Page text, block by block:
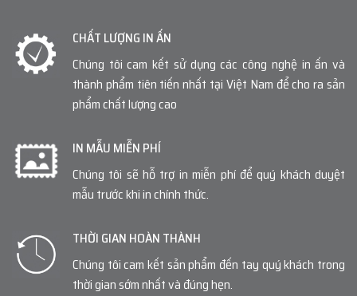
CHẤT LƯỢNG IN ẤN
Chúng tôi cam kết sử dụng các công nghệ in ấn và
thành phẩm tiên tiến nhất tại Việt Nam để cho ra sản
phẩm chất lượng cao
IN MẪU MIỄN PHÍ
Chúng tôi sẽ hỗ trợ in miễn phí để quý khách duyệt
mẫu trước khi in chính thức.
THỜI GIAN HOÀN THÀNH
Chúng tôi cam kết sản phẩm đến tay quý khách trong
thời gian sớm nhất và đúng hẹn.